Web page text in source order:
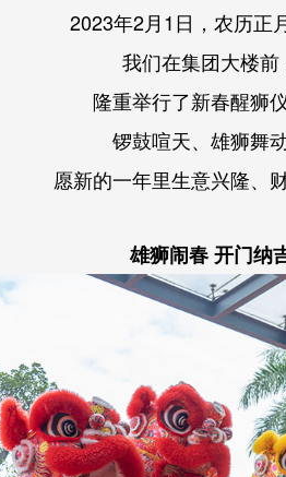
2023年2月1日，农历正
我们在集团大楼前
隆重举行了新春醒狮仪
锣鼓喧天、雄狮舞
愿新的一年里生意兴隆、
雄狮闹春 开门纳